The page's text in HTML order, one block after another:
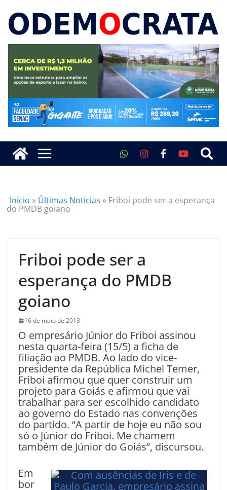
Início » Últimas Noticias » Friboi pode ser a esperança
do PMDB goiano
Friboi pode ser a
esperança do PMDB
goiano
16 de maio de 2013
O empresário Júnior do Friboi assinou
nesta quarta-feira (15/5) a ficha de
filiação ao PMDB. Ao lado do vice-
presidente da República Michel Temer,
Friboi afirmou que quer construir um
projeto para Goiás e afirmou que vai
trabalhar para ser escolhido candidato
ao governo do Estado nas convenções
do partido. “A partir de hoje eu não sou
só o Júnior do Friboi. Me chamem
também de Júnior do Goiás”, discursou.
Em
bor